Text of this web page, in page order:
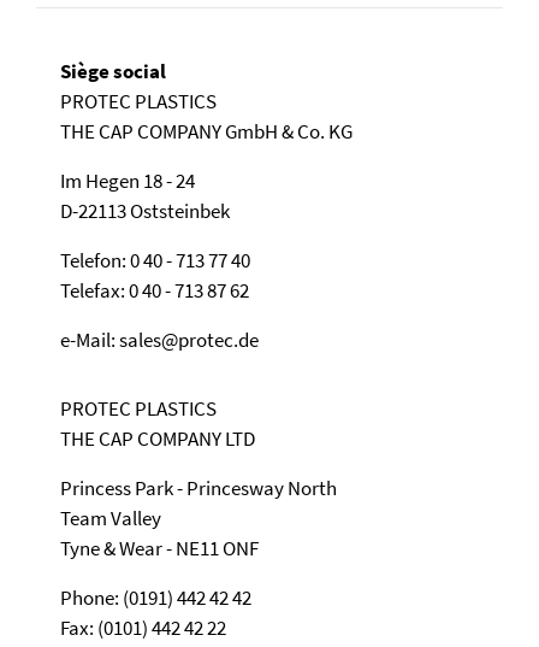
Siège social
PROTEC PLASTICS
THE CAP COMPANY GmbH & Co. KG
Im Hegen 18 - 24
D-22113 Oststeinbek
Telefon: 0 40 - 713 77 40
Telefax: 0 40 - 713 87 62
e-Mail: sales@protec.de
PROTEC PLASTICS
THE CAP COMPANY LTD
Princess Park - Princesway North
Team Valley
Tyne & Wear - NE11 ONF
Phone: (0191) 442 42 42
Fax: (0101) 442 42 22